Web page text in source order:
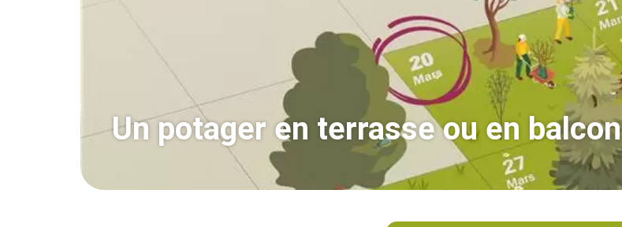
Un potager en terrasse ou en balcon